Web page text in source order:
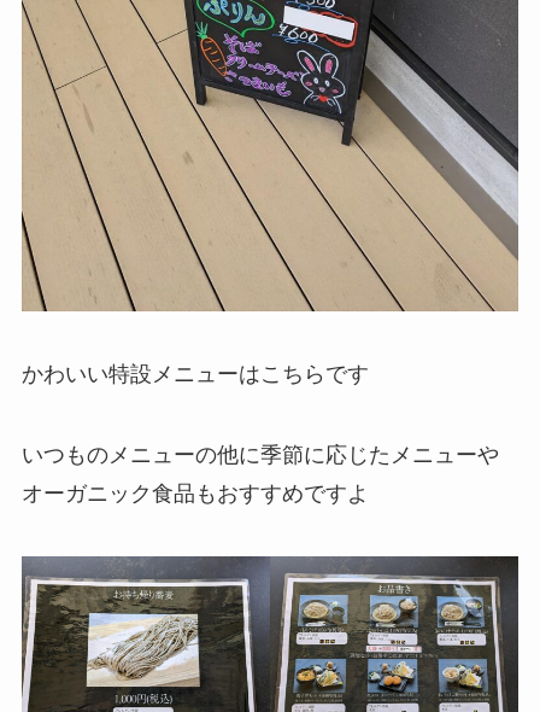
かわいい特設メニューはこちらです
いつものメニューの他に季節に応じたメニューや
オーガニック食品もおすすめですよ